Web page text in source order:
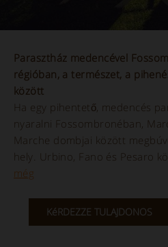
Parasztház medencével
régióban, a természet, a
között
Ha egy pihentető, medencés
nyaralni Fossombronéban,
Marche dombjai között
hely. Urbino, Fano és Pesaro
még
KéRDEZZE TULAJDONOS